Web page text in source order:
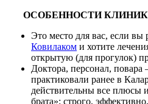
ОСОБЕННОСТИ
Это место для вас, если вы
Ковилаком и хотите
открытую (для прогулок)
Доктора, персонал,
практиковали ранее в
действительны все плюсы
брата»: строго,